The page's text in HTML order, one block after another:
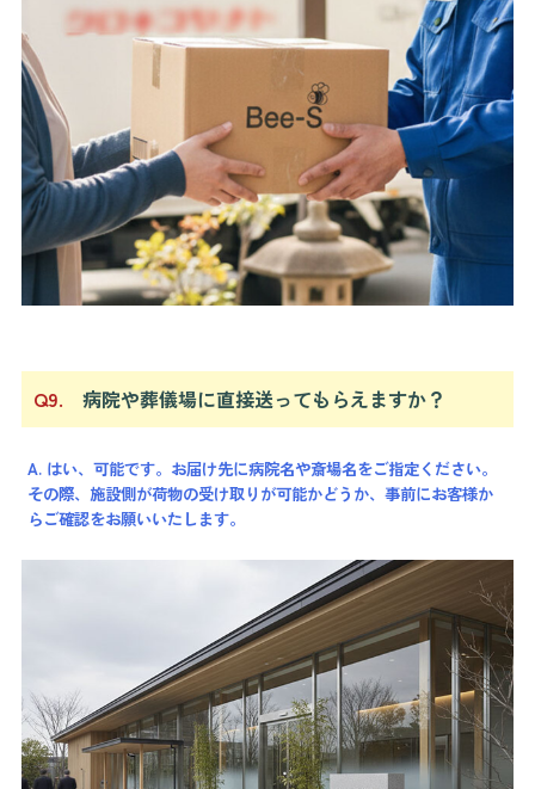
Q9. 病院や葬儀場に直接送ってもらえますか？
A. はい、可能です。お届け先に病院名や斎場名をご指定ください。
その際、施設側が荷物の受け取りが可能かどうか、事前にお客様か
らご確認をお願いいたします。